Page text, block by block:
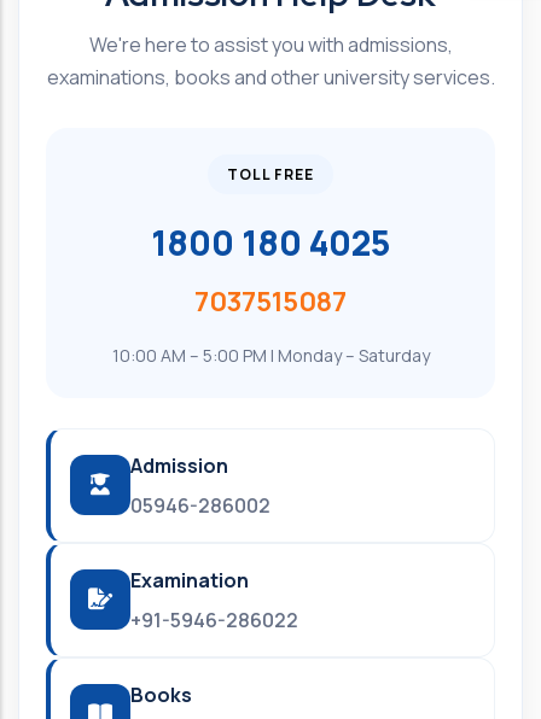
We're here to assist you with admissions,
examinations, books and other university services.
TOLL FREE
1800 180 4025
7037515087
10:00 AM – 5:00 PM | Monday – Saturday
Admission
05946-286002
Examination
+91-5946-286022
Books